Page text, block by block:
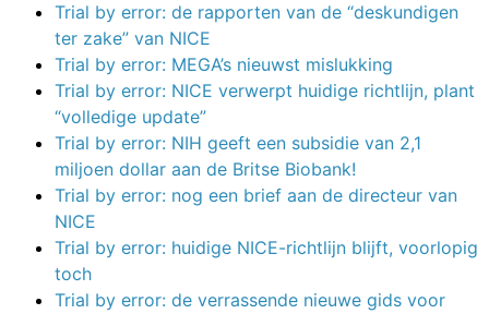
Trial by error: de rapporten van de “deskundigen
ter zake” van NICE
Trial by error: MEGA’s nieuwst mislukking
Trial by error: NICE verwerpt huidige richtlijn, plant
“volledige update”
Trial by error: NIH geeft een subsidie van 2,1
miljoen dollar aan de Britse Biobank!
Trial by error: nog een brief aan de directeur van
NICE
Trial by error: huidige NICE-richtlijn blijft, voorlopig
toch
Trial by error: de verrassende nieuwe gids voor